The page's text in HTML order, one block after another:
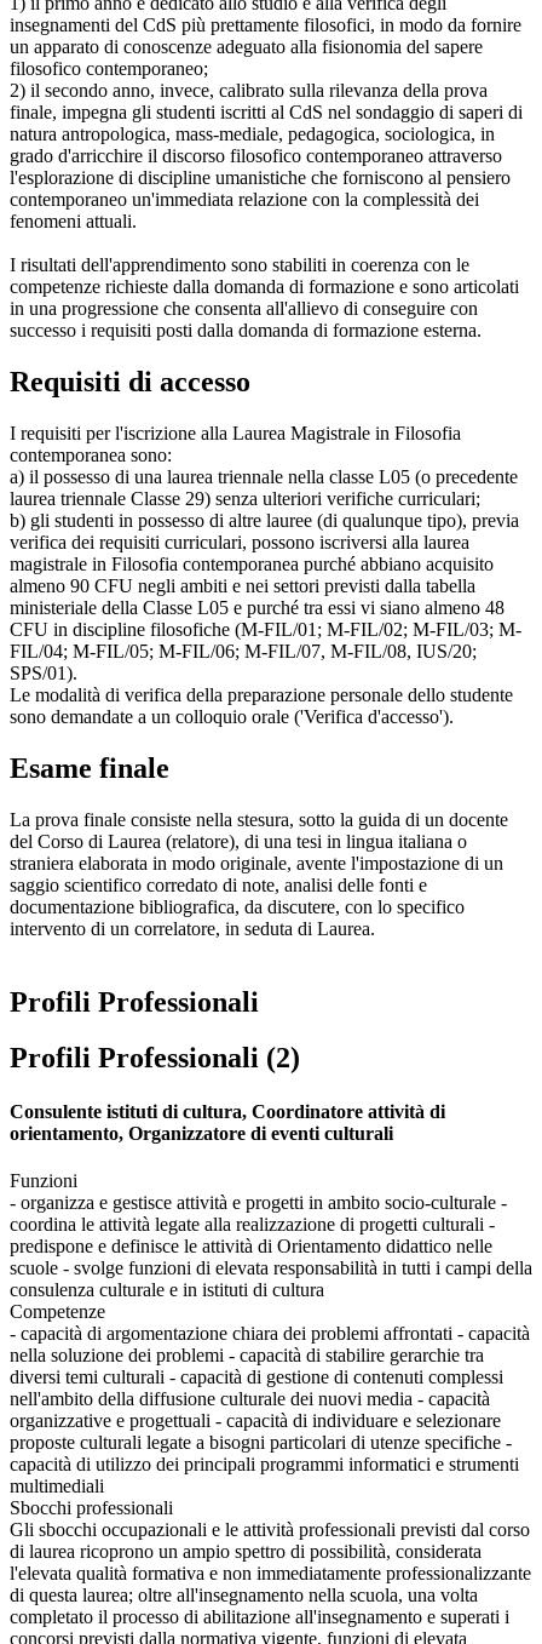
insegnamenti del CdS più prettamente filosofici, in modo da fornire
un apparato di conoscenze adeguato alla fisionomia del sapere
filosofico contemporaneo;
2) il secondo anno, invece, calibrato sulla rilevanza della prova
finale, impegna gli studenti iscritti al CdS nel sondaggio di saperi di
natura antropologica, mass-mediale, pedagogica, sociologica, in
grado d'arricchire il discorso filosofico contemporaneo attraverso
l'esplorazione di discipline umanistiche che forniscono al pensiero
contemporaneo un'immediata relazione con la complessità dei
fenomeni attuali.
I risultati dell'apprendimento sono stabiliti in coerenza con le
competenze richieste dalla domanda di formazione e sono articolati
in una progressione che consenta all'allievo di conseguire con
successo i requisiti posti dalla domanda di formazione esterna.
Requisiti di accesso
I requisiti per l'iscrizione alla Laurea Magistrale in Filosofia
contemporanea sono:
a) il possesso di una laurea triennale nella classe L05 (o precedente
laurea triennale Classe 29) senza ulteriori verifiche curriculari;
b) gli studenti in possesso di altre lauree (di qualunque tipo), previa
verifica dei requisiti curriculari, possono iscriversi alla laurea
magistrale in Filosofia contemporanea purché abbiano acquisito
almeno 90 CFU negli ambiti e nei settori previsti dalla tabella
ministeriale della Classe L05 e purché tra essi vi siano almeno 48
CFU in discipline filosofiche (M-FIL/01; M-FIL/02; M-FIL/03; M-
FIL/04; M-FIL/05; M-FIL/06; M-FIL/07, M-FIL/08, IUS/20;
SPS/01).
Le modalità di verifica della preparazione personale dello studente
sono demandate a un colloquio orale ('Verifica d'accesso').
Esame finale
La prova finale consiste nella stesura, sotto la guida di un docente
del Corso di Laurea (relatore), di una tesi in lingua italiana o
straniera elaborata in modo originale, avente l'impostazione di un
saggio scientifico corredato di note, analisi delle fonti e
documentazione bibliografica, da discutere, con lo specifico
intervento di un correlatore, in seduta di Laurea.
Profili Professionali
Profili Professionali (2)
Consulente istituti di cultura, Coordinatore attività di
orientamento, Organizzatore di eventi culturali
Funzioni
- organizza e gestisce attività e progetti in ambito socio-culturale -
coordina le attività legate alla realizzazione di progetti culturali -
predispone e definisce le attività di Orientamento didattico nelle
scuole - svolge funzioni di elevata responsabilità in tutti i campi della
consulenza culturale e in istituti di cultura
Competenze
- capacità di argomentazione chiara dei problemi affrontati - capacità
nella soluzione dei problemi - capacità di stabilire gerarchie tra
diversi temi culturali - capacità di gestione di contenuti complessi
nell'ambito della diffusione culturale dei nuovi media - capacità
organizzative e progettuali - capacità di individuare e selezionare
proposte culturali legate a bisogni particolari di utenze specifiche -
capacità di utilizzo dei principali programmi informatici e strumenti
multimediali
Sbocchi professionali
Gli sbocchi occupazionali e le attività professionali previsti dal corso
di laurea ricoprono un ampio spettro di possibilità, considerata
l'elevata qualità formativa e non immediatamente professionalizzante
di questa laurea; oltre all'insegnamento nella scuola, una volta
completato il processo di abilitazione all'insegnamento e superati i
concorsi previsti dalla normativa vigente, funzioni di elevata